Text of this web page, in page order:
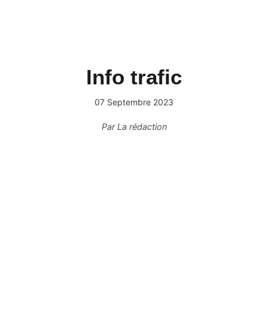
Info trafic
07 Septembre 2023
ParLa rédaction